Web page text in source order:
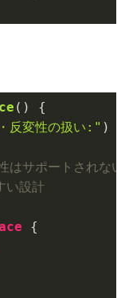
()
{
反変性の扱い:" )
サポートされない
い設計
{